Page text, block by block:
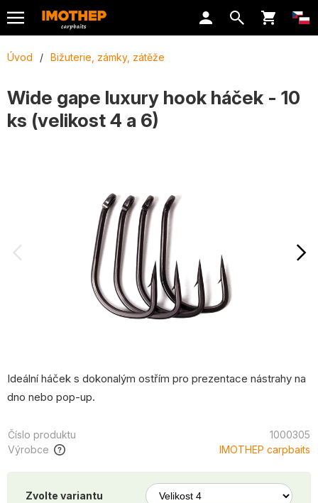
Úvod / Bižuterie, zámky, zátěže
Wide gape luxury hook háček - 10
ks (velikost 4 a 6)
Ideální háček s dokonalým ostřím pro prezentace nástrahy na
dno nebo pop-up.
Číslo produktu
1000305
Výrobce
IMOTHEP carpbaits
Zvolte variantu